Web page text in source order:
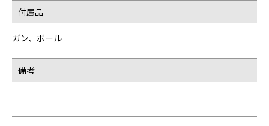
付属品
ガン、ボール
備考